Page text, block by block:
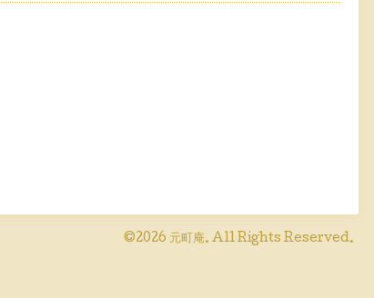
©2026 元町庵. All Rights Reserved.